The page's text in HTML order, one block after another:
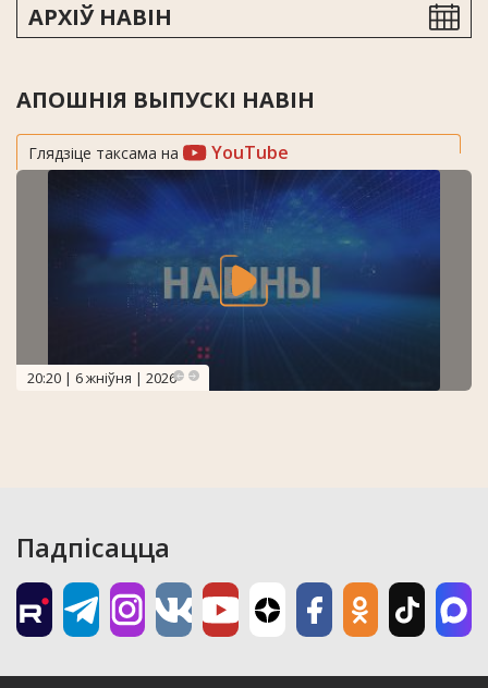
АРХІЎ НАВІН
АПОШНІЯ ВЫПУСКІ НАВІН
Глядзіце таксама на YouTube
20:20 | 6 жніўня | 2026
Падпісацца